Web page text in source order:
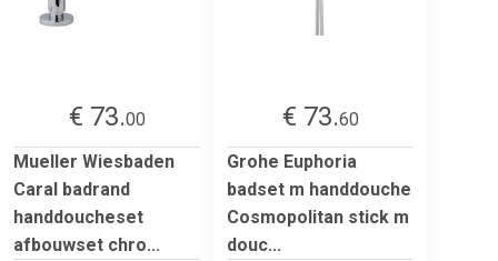
€ 73.00
Mueller Wiesbaden
Caral badrand
handdoucheset
afbouwset chro...
€ 73.60
Grohe Euphoria
badset m handdouche
Cosmopolitan stick m
douc...